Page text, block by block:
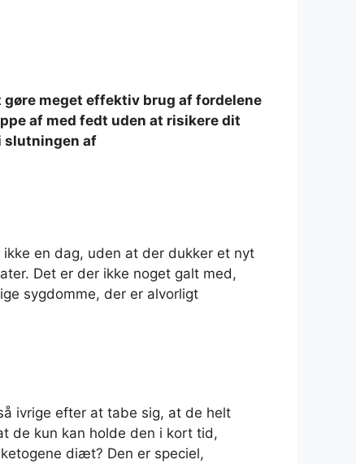
meget effektiv brug af fordelene
af med fedt uden at risikere dit
slutningen af
en dag, uden at der dukker et nyt
Det er der ikke noget galt med,
sygdomme, der er alvorligt
ivrige efter at tabe sig, at de helt
de kun kan holde den i kort tid,
diæt? Den er speciel,